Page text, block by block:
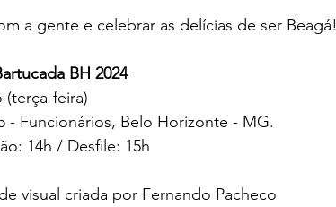
a gente e celebrar as delícias de ser Beagá!
BH 2024
(terça-feira)
- Funcionários, Belo Horizonte - MG.
14h / Desfile: 15h
visual criada por Fernando Pacheco